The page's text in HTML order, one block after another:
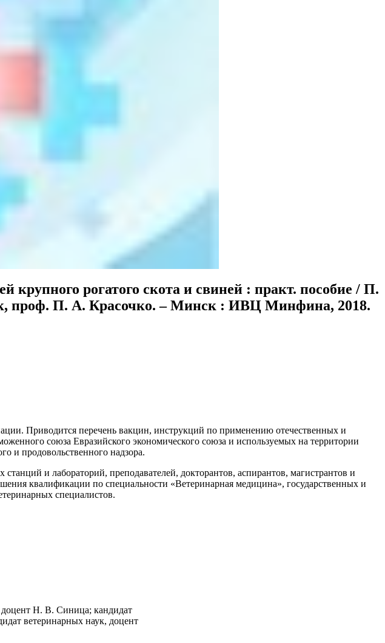
рогатого скота и свиней : практ. пособие / П.
проф. П. А. Красочко. – Минск : ИВЦ Минфина, 2018.
Приводится перечень вакцин, инструкций по применению отечественных и
союза Евразийского экономического союза и используемых на территории
и продовольственного надзора.
и лабораторий, преподавателей, докторантов, аспирантов, магистрантов и
квалификации по специальности «Ветеринарная медицина», государственных и
специалистов.
доцент Н. В. Синица; кандидат
ветеринарных наук, доцент